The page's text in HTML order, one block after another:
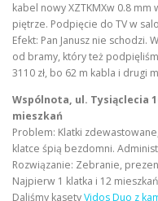
kabel nowy XZTKMXw 0.8
piętrze. Podpięcie do TV w
Efekt: Pan Janusz nie schodzi.
od bramy, który też
3110 zł, bo 62 m kabla i drugi
Wspólnota, ul. Tysiąclecia
mieszkań
Problem: Klatki
klatce śpią bezdomni.
Rozwiązanie: Zebranie,
Najpierw 1 klatka i 12
Daliśmy kasetyVidos Duo z